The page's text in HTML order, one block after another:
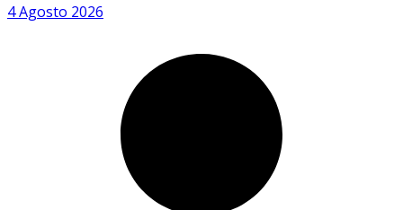
4 Agosto 2026